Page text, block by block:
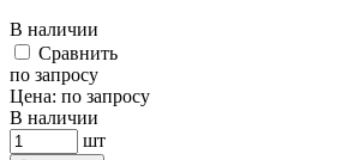
В наличии
Cравнить
по запросу
Цена: по запросу
В наличии
шт